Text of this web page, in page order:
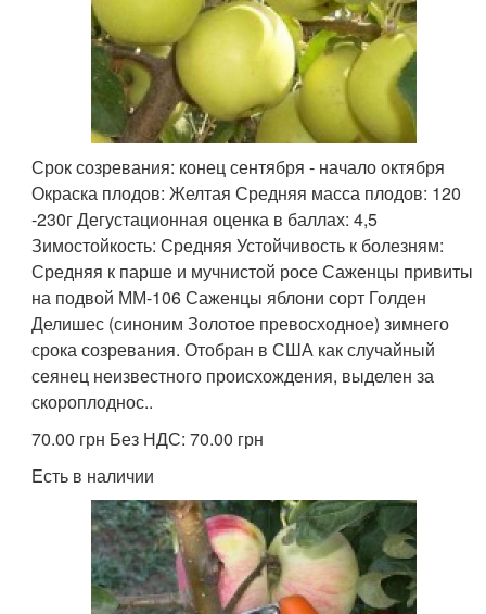
Срок созревания: конец сентября - начало октября
Окраска плодов: Желтая Средняя масса плодов: 120
-230г Дегустационная оценка в баллах: 4,5
Зимостойкость: Средняя Устойчивость к болезням:
Средняя к парше и мучнистой росе Саженцы привиты
на подвой ММ-106 Саженцы яблони сорт Голден
Делишес (синоним Золотое превосходное) зимнего
срока созревания. Отобран в США как случайный
сеянец неизвестного происхождения, выделен за
скороплоднос..
70.00 грн Без НДС: 70.00 грн
Есть в наличии